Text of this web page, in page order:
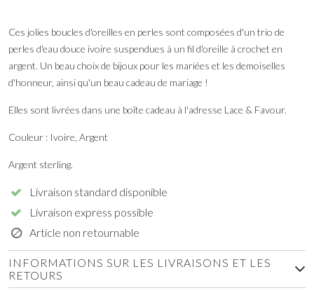
Ces jolies boucles d'oreilles en perles sont composées d'un trio de
perles d'eau douce ivoire suspendues à un fil d'oreille à crochet en
argent. Un beau choix de bijoux pour les mariées et les demoiselles
d'honneur, ainsi qu'un beau cadeau de mariage !
Elles sont livrées dans une boîte cadeau à l'adresse Lace & Favour.
Couleur : Ivoire, Argent
Argent sterling.
Livraison standard disponible
Livraison express possible
Article non retournable
INFORMATIONS SUR LES LIVRAISONS ET LES
RETOURS